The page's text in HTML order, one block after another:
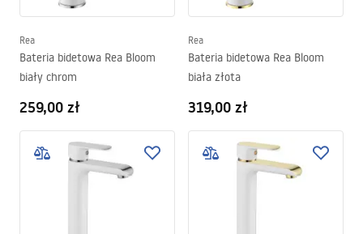
Rea
Bateria bidetowa Rea Bloom
biały chrom
259,00 zł
Rea
Bateria bidetowa Rea Bloom
biała złota
319,00 zł